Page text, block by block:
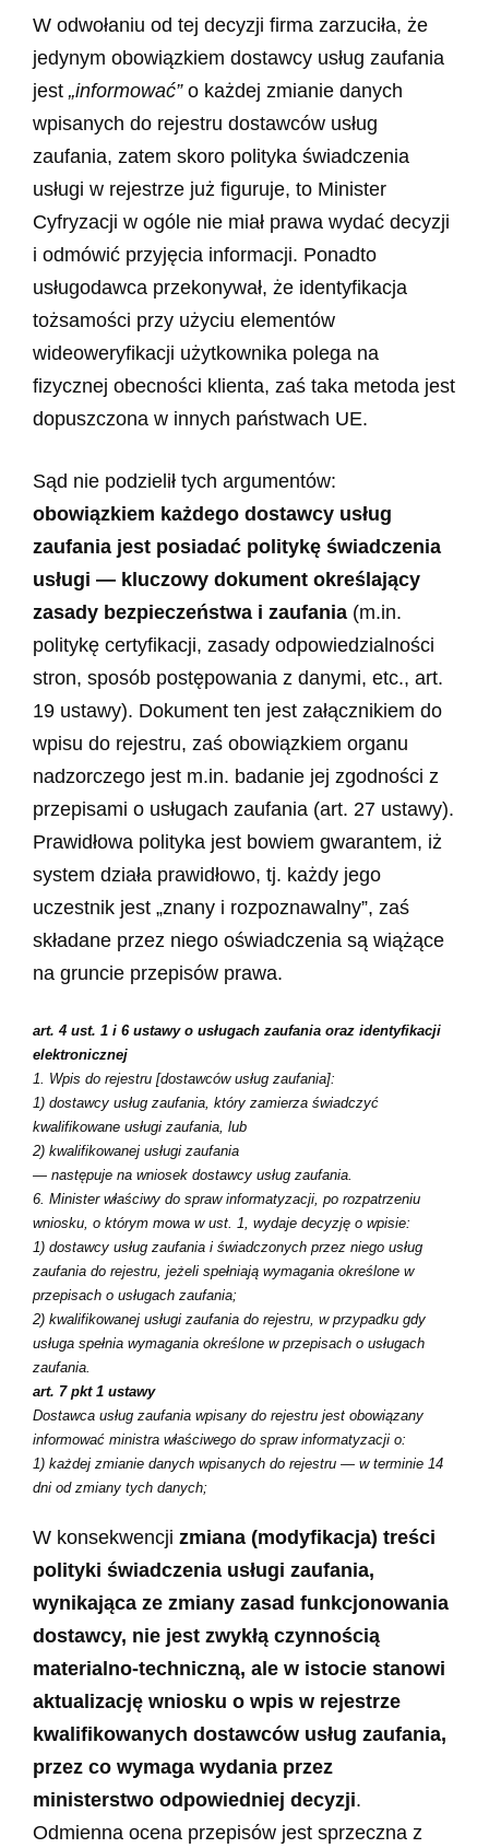
W odwołaniu od tej decyzji firma zarzuciła, że
jedynym obowiązkiem dostawcy usług zaufania
jest „informować”o każdej zmianie danych
wpisanych do rejestru dostawców usług
zaufania, zatem skoro polityka świadczenia
usługi w rejestrze już figuruje, to Minister
Cyfryzacji w ogóle nie miał prawa wydać decyzji
i odmówić przyjęcia informacji. Ponadto
usługodawca przekonywał, że identyfikacja
tożsamości przy użyciu elementów
wideoweryfikacji użytkownika polega na
fizycznej obecności klienta, zaś taka metoda jest
dopuszczona w innych państwach UE.
Sąd nie podzielił tych argumentów:
obowiązkiem każdego dostawcy usług
zaufania jest posiadać politykę świadczenia
usługi — kluczowy dokument określający
zasady bezpieczeństwa i zaufania (m.in.
politykę certyfikacji, zasady odpowiedzialności
stron, sposób postępowania z danymi, etc., art.
19 ustawy). Dokument ten jest załącznikiem do
wpisu do rejestru, zaś obowiązkiem organu
nadzorczego jest m.in. badanie jej zgodności z
przepisami o usługach zaufania (art. 27 ustawy).
Prawidłowa polityka jest bowiem gwarantem, iż
system działa prawidłowo, tj. każdy jego
uczestnik jest „znany i rozpoznawalny”, zaś
składane przez niego oświadczenia są wiążące
na gruncie przepisów prawa.
art. 4 ust. 1 i 6 ustawy o usługach zaufania oraz identyfikacji
elektronicznej
1. Wpis do rejestru [dostawców usług zaufania]:
1) dostawcy usług zaufania, który zamierza świadczyć
kwalifikowane usługi zaufania, lub
2) kwalifikowanej usługi zaufania
— następuje na wniosek dostawcy usług zaufania.
6. Minister właściwy do spraw informatyzacji, po rozpatrzeniu
wniosku, o którym mowa w ust. 1, wydaje decyzję o wpisie:
1) dostawcy usług zaufania i świadczonych przez niego usług
zaufania do rejestru, jeżeli spełniają wymagania określone w
przepisach o usługach zaufania;
2) kwalifikowanej usługi zaufania do rejestru, w przypadku gdy
usługa spełnia wymagania określone w przepisach o usługach
zaufania.
art. 7 pkt 1 ustawy
Dostawca usług zaufania wpisany do rejestru jest obowiązany
informować ministra właściwego do spraw informatyzacji o:
1) każdej zmianie danych wpisanych do rejestru — w terminie 14
dni od zmiany tych danych;
W konsekwencji zmiana (modyfikacja) treści
polityki świadczenia usługi zaufania,
wynikająca ze zmiany zasad funkcjonowania
dostawcy, nie jest zwykłą czynnością
materialno-techniczną, ale w istocie stanowi
aktualizację wniosku o wpis w rejestrze
kwalifikowanych dostawców usług zaufania,
przez co wymaga wydania przez
ministerstwo odpowiedniej decyzji.
Odmienna ocena przepisów jest sprzeczna z